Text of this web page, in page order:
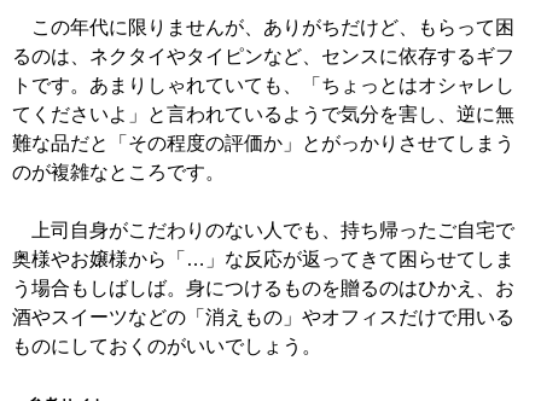
この年代に限りませんが、ありがちだけど、もらって困
るのは、ネクタイやタイピンなど、センスに依存するギフ
トです。あまりしゃれていても、「ちょっとはオシャレし
てくださいよ」と言われているようで気分を害し、逆に無
難な品だと「その程度の評価か」とがっかりさせてしまう
のが複雑なところです。
上司自身がこだわりのない人でも、持ち帰ったご自宅で
奥様やお嬢様から「…」な反応が返ってきて困らせてしま
う場合もしばしば。身につけるものを贈るのはひかえ、お
酒やスイーツなどの「消えもの」やオフィスだけで用いる
ものにしておくのがいいでしょう。